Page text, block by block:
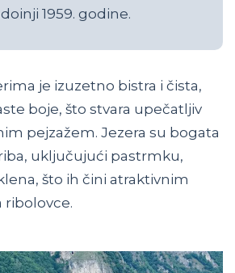
1959. godine.
je izuzetno bistra i čista,
boje, što stvara upečatljiv
pejzažem. Jezera su bogata
uključujući pastrmku,
što ih čini atraktivnim
ribolovce.